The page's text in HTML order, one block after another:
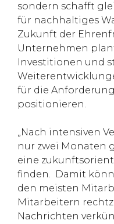
sondern schafft
für nachhaltiges
Zukunft der
Unternehmen
Investitionen und
für die
positionieren.
„Nach intensiven
nur zwei Monaten
eine
finden. Damit
den meisten
Mitarbeitern
Nachrichten